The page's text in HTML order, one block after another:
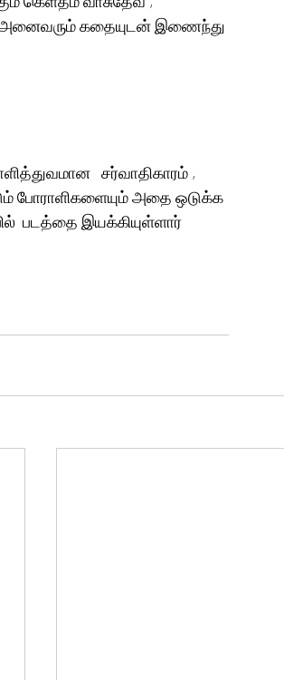
கதையுடன் இணைந்து
சர்வாதிகாரம் ,
போராளிகளையும் அதை ஒடுக்க
படத்தை இயக்கியுள்ளார்